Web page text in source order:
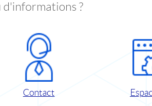
d'informations ?
Contact